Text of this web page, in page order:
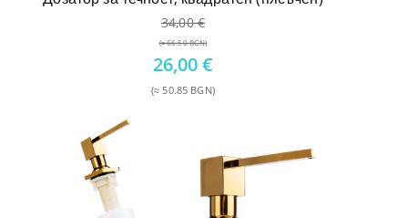
34,00€
(≈ 66.50 BGN)
Original
price
was:
26,00€
(≈ 50.85 BGN)
26,00 €.